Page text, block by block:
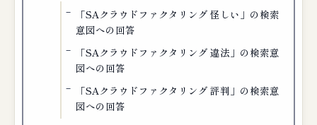
「SAクラウドファクタリング 怪しい」の検索
意図への回答
「SAクラウドファクタリング 違法」の検索意
図への回答
「SAクラウドファクタリング 評判」の検索意
図への回答